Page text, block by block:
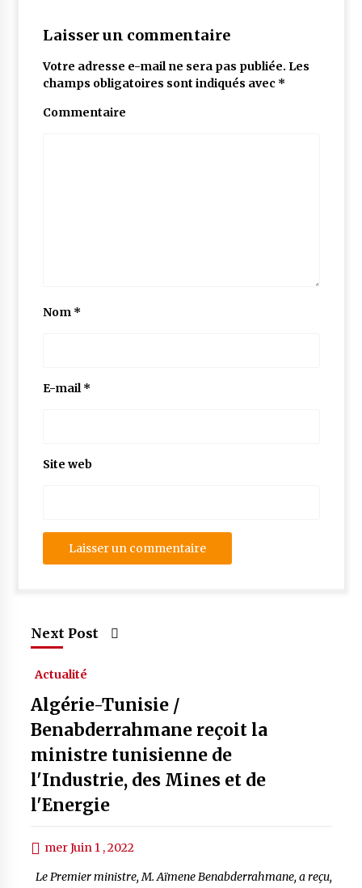
Laisser un commentaire
Votre adresse e-mail ne sera pas publiée. Les
champs obligatoires sont indiqués avec *
Commentaire
Nom *
E-mail*
Site web
Next Post
Actualité
Algérie-Tunisie /
Benabderrahmane reçoit la
ministre tunisienne de
l'Industrie, des Mines et de
l'Energie
mer Juin 1 , 2022
Le Premier ministre, M. Aïmene Benabderrahmane, a reçu,